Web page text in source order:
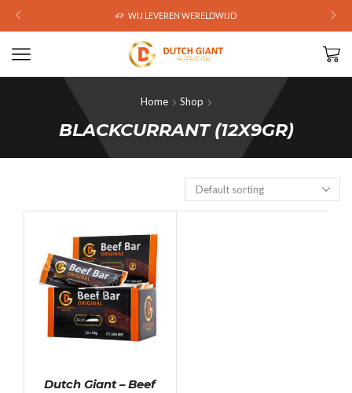
WIJ LEVEREN WERELDWIJD
Home Shop
BLACKCURRANT (12X9GR)
Dutch Giant – Beef